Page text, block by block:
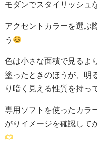
モダンでスタイリッシュ
アクセントカラーを選ぶ
う
色は小さな面積で見るよ
塗ったときのほうが、明
り暗く見える性質を持っ
専用ソフトを使ったカラ
がりイメージを確認して